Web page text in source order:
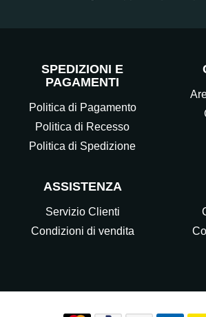
SPEDIZIONI E
PAGAMENTI
Politica di Pagamento
Politica di Recesso
Politica di Spedizione
ASSISTENZA
Servizio Clienti
Condizioni di vendita